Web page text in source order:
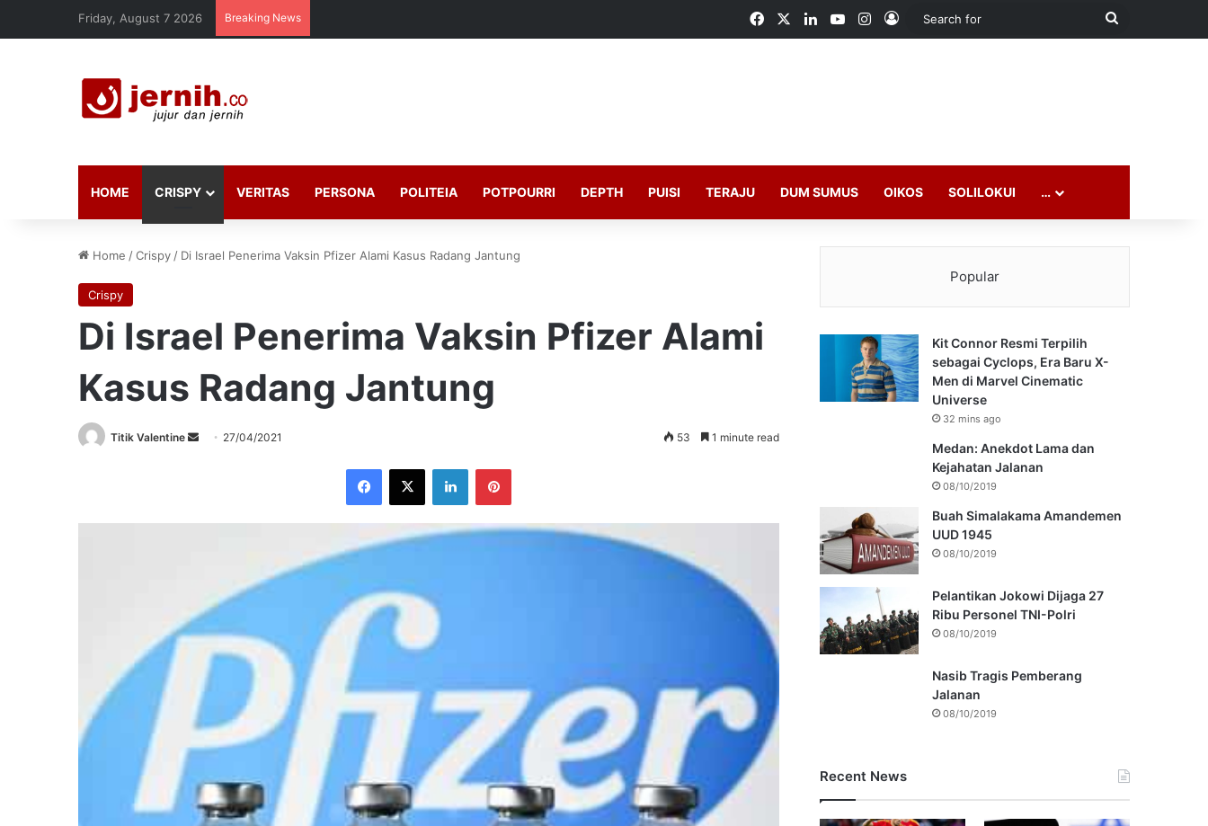
Friday, August 7 2026 Breaking News FacebookLinkedInYouTubeInstagram
Log In
Search
HOME CRISPY VERITAS PERSONA POLITEIA POTPOURRI DEPTH PUISI TERAJU DUM SUMUS OIKOS SOLILOKUI …
Home /Crispy / Di Israel Penerima Vaksin Pfizer Alami Kasus Radang Jantung
Crispy
Di Israel Penerima Vaksin Pfizer Alami
Kasus Radang Jantung
Titik Valentine
Send 27/04/2021 53 1 minute read
Facebook
X LinkedInPinterest
Popular
Kit Connor Resmi Terpilih
sebagai Cyclops, Era Baru X-
Men di Marvel Cinematic
Universe
32 mins ago
Medan: Anekdot Lama dan
Kejahatan Jalanan
08/10/2019
Buah Simalakama Amandemen
UUD 1945
08/10/2019
Pelantikan Jokowi Dijaga 27
Ribu Personel TNI-Polri
08/10/2019
Nasib Tragis Pemberang
Jalanan
08/10/2019
Recent News